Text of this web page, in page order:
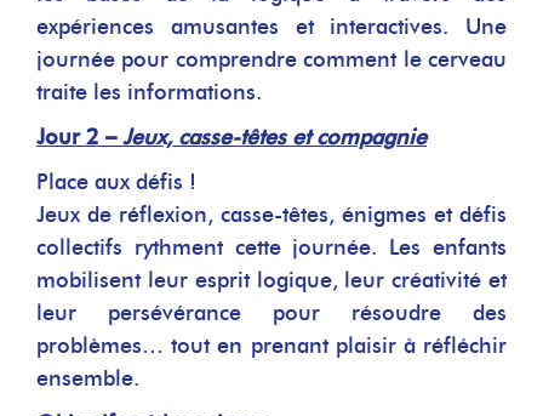
expériences amusantes et interactives. Une
journée pour comprendre comment le cerveau
traite les informations.
Jour 2 –Jeux, casse-têtes et compagnie
Place aux défis !
Jeux de réflexion, casse-têtes, énigmes et défis
collectifs rythment cette journée. Les enfants
mobilisent leur esprit logique, leur créativité et
leur persévérance pour résoudre des
problèmes… tout en prenant plaisir à réfléchir
ensemble.